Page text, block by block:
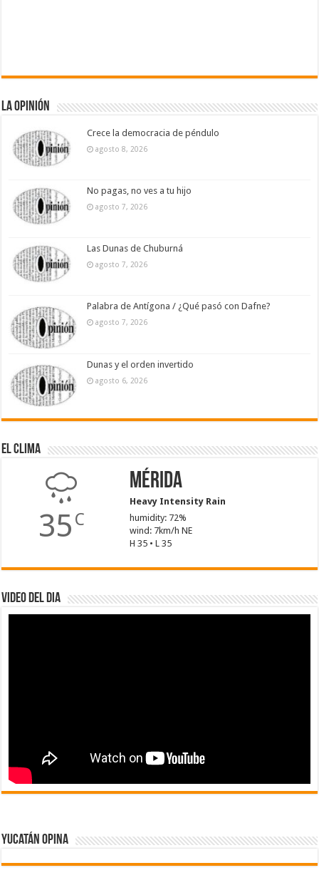
La Opinión
Crece la democracia de péndulo
agosto 8, 2026
No pagas, no ves a tu hijo
agosto 7, 2026
Las Dunas de Chuburná
agosto 7, 2026
Palabra de Antígona / ¿Qué pasó con Dafne?
agosto 7, 2026
Dunas y el orden invertido
agosto 6, 2026
El Clima
35 C
Mérida
Heavy Intensity Rain
humidity: 72%
wind: 7km/h NE
H 35 • L 35
Video del dia
Yucatán Opina